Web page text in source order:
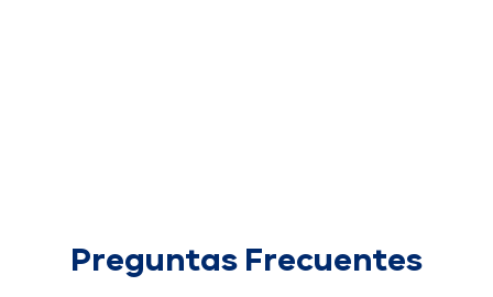
Preguntas Frecuentes